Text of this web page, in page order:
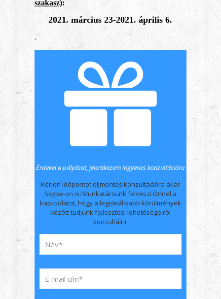
szakasz):
2021. március 23-2021. április 6.
.
Érdekel a pályázat, jelentkezem ingyenes konzultációra
Kérjen időpontot díjmentes konzultációra akár
Skype-on is! Munkatársunk felveszi Önnel a
kapcsolatot, hogy a legideálisabb körülmények
között tudjunk fejlesztési lehetőségeiről
konzultálni.